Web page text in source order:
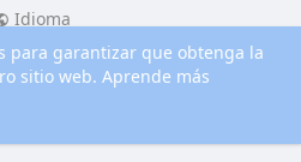
para garantizar que obtenga la
sitio web. Aprende más
Idioma